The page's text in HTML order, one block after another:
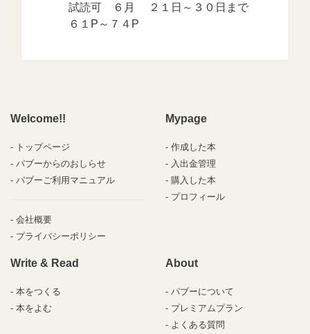
試読可 ６月 ２１日～３０日まで
６１P～７４P
Welcome!!
トップページ
パブーからのおしらせ
パブーご利用マニュアル
会社概要
プライバシーポリシー
Mypage
作成した本
入出金管理
購入した本
プロフィール
Write & Read
本をつくる
本をよむ
About
パブーについて
プレミアムプラン
よくある質問